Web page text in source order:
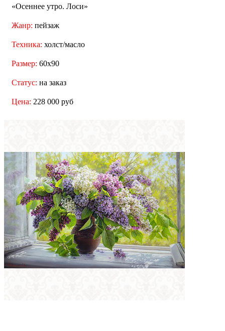
«Осеннее утро. Лоси»
Жанр: пейзаж
Техника: холст/масло
Размер: 60x90
Статус: на заказ
Цена: 228 000 руб